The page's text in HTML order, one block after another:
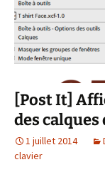
[Post It]
des calques
1 juillet 2014
clavier